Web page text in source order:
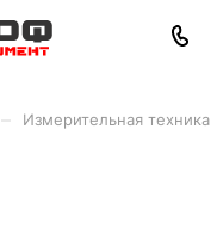
Измерительная техника